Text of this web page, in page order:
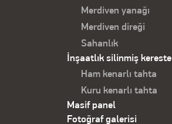
Merdiven yanağı
Merdiven direği
Sahanlık
İnşaatlık silinmiş kereste
Ham kenarlı tahta
Kuru kenarlı tahta
Masif panel
Fotoğraf galerisi